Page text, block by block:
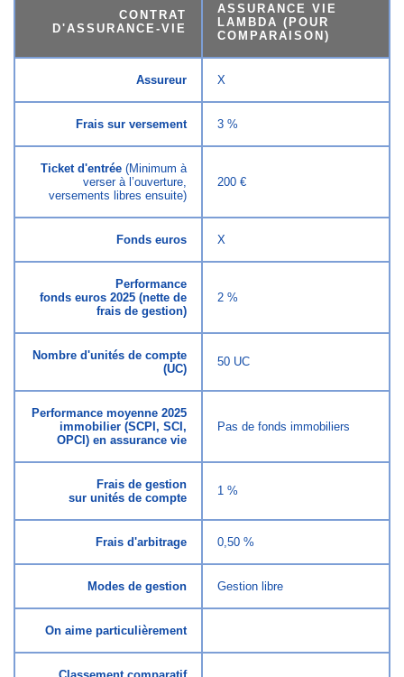
CONTRAT
D'ASSURANCE-VIE
ASSURANCE VIE
LAMBDA (POUR
COMPARAISON)
Assureur X
Frais sur versement 3 %
Ticket d'entrée(Minimum à
verser à l’ouverture,
versements libres ensuite)
200 €
Fonds euros X
Performance
fonds euros 2025 (nette de
frais de gestion)
2 %
Nombre d'unités de compte
(UC)
50 UC
Performance moyenne 2025
immobilier (SCPI, SCI,
OPCI) en assurance vie
Pas de fonds immobiliers
Frais de gestion
sur unités de compte
1 %
Frais d'arbitrage 0,50 %
Modes de gestion Gestion libre
On aime particulièrement